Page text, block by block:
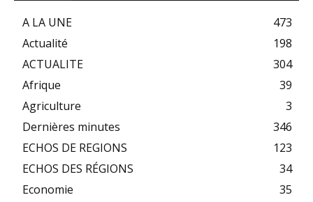
A LA UNE
473
Actualité
198
ACTUALITE
304
Afrique
39
Agriculture
3
Dernières minutes
346
ECHOS DE REGIONS
123
ECHOS DES RÉGIONS
34
Economie
35